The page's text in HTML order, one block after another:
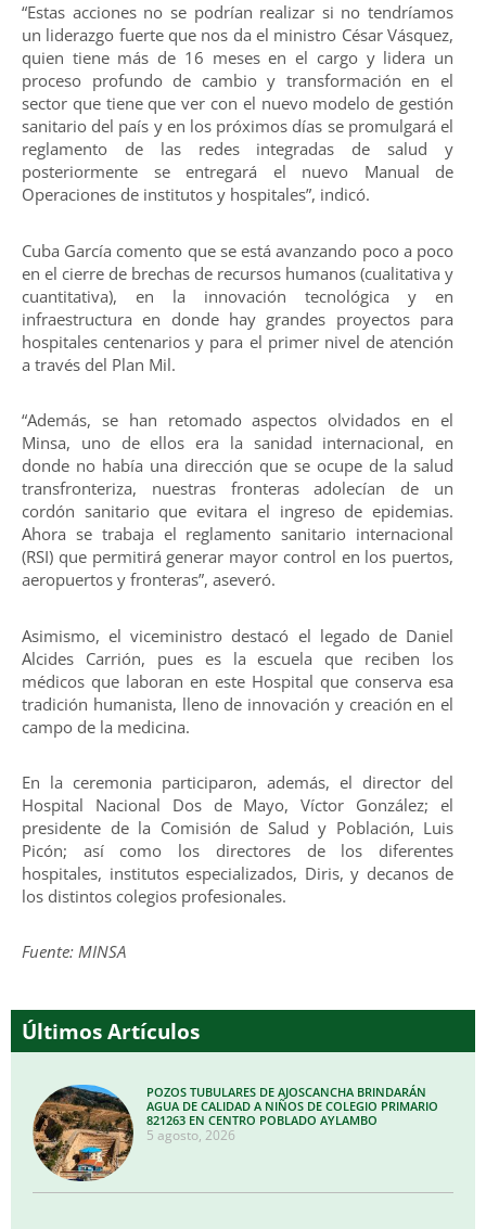
“Estas acciones no se podrían realizar si no tendríamos
un liderazgo fuerte que nos da el ministro César Vásquez,
quien tiene más de 16 meses en el cargo y lidera un
proceso profundo de cambio y transformación en el
sector que tiene que ver con el nuevo modelo de gestión
sanitario del país y en los próximos días se promulgará el
reglamento de las redes integradas de salud y
posteriormente se entregará el nuevo Manual de
Operaciones de institutos y hospitales”, indicó.
Cuba García comento que se está avanzando poco a poco
en el cierre de brechas de recursos humanos (cualitativa y
cuantitativa), en la innovación tecnológica y en
infraestructura en donde hay grandes proyectos para
hospitales centenarios y para el primer nivel de atención
a través del Plan Mil.
“Además, se han retomado aspectos olvidados en el
Minsa, uno de ellos era la sanidad internacional, en
donde no había una dirección que se ocupe de la salud
transfronteriza, nuestras fronteras adolecían de un
cordón sanitario que evitara el ingreso de epidemias.
Ahora se trabaja el reglamento sanitario internacional
(RSI) que permitirá generar mayor control en los puertos,
aeropuertos y fronteras”, aseveró.
Asimismo, el viceministro destacó el legado de Daniel
Alcides Carrión, pues es la escuela que reciben los
médicos que laboran en este Hospital que conserva esa
tradición humanista, lleno de innovación y creación en el
campo de la medicina.
En la ceremonia participaron, además, el director del
Hospital Nacional Dos de Mayo, Víctor González; el
presidente de la Comisión de Salud y Población, Luis
Picón; así como los directores de los diferentes
hospitales, institutos especializados, Diris, y decanos de
los distintos colegios profesionales.
Fuente: MINSA
Últimos Artículos
POZOS TUBULARES DE AJOSCANCHA BRINDARÁN
AGUA DE CALIDAD A NIÑOS DE COLEGIO PRIMARIO
821263 EN CENTRO POBLADO AYLAMBO
5 agosto, 2026